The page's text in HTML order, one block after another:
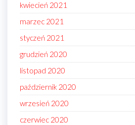
kwiecień 2021
marzec 2021
styczeń 2021
grudzień 2020
listopad 2020
październik 2020
wrzesień 2020
czerwiec 2020